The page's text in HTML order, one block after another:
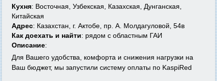
Кухня: Восточная, Узбекская, Казахская, Дунганская,
Китайская
Адрес: Казахстан, г. Актобе, пр. А. Молдагуловой, 54в
Как доехать и найти: рядом с областным ГАИ
Описание:
Для Вашего удобства, комфорта и снижения нагрузки на
Ваш бюджет, мы запустили систему оплаты по KaspiRed